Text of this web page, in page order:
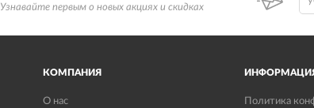
Узнавайте первым о новых акциях и скидках
КОМПАНИЯ
О нас Политика